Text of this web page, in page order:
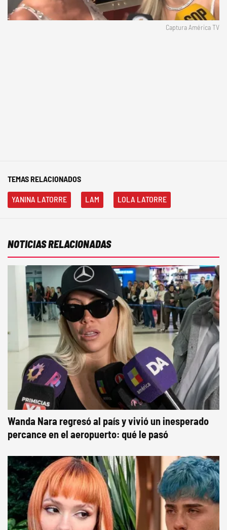
Captura América TV
TEMAS RELACIONADOS
YANINA LATORRE LAM LOLA LATORRE
NOTICIAS RELACIONADAS
Wanda Nara regresó al país y vivió un inesperado
percance en el aeropuerto: qué le pasó